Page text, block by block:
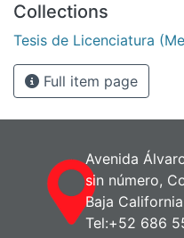
Collections
Tesis de Licenciatura
Full item page
Avenida
sin número,
Baja
Tel:+52 686